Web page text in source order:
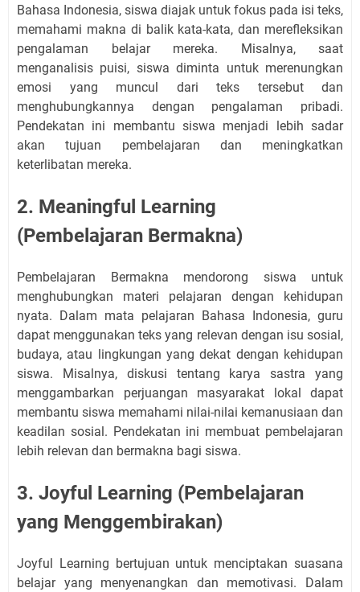
Bahasa Indonesia, siswa diajak untuk fokus pada isi teks,
memahami makna di balik kata-kata, dan merefleksikan
pengalaman belajar mereka. Misalnya, saat
menganalisis puisi, siswa diminta untuk merenungkan
emosi yang muncul dari teks tersebut dan
menghubungkannya dengan pengalaman pribadi.
Pendekatan ini membantu siswa menjadi lebih sadar
akan tujuan pembelajaran dan meningkatkan
keterlibatan mereka.
2. Meaningful Learning
(Pembelajaran Bermakna)
Pembelajaran Bermakna mendorong siswa untuk
menghubungkan materi pelajaran dengan kehidupan
nyata. Dalam mata pelajaran Bahasa Indonesia, guru
dapat menggunakan teks yang relevan dengan isu sosial,
budaya, atau lingkungan yang dekat dengan kehidupan
siswa. Misalnya, diskusi tentang karya sastra yang
menggambarkan perjuangan masyarakat lokal dapat
membantu siswa memahami nilai-nilai kemanusiaan dan
keadilan sosial. Pendekatan ini membuat pembelajaran
lebih relevan dan bermakna bagi siswa.
3. Joyful Learning (Pembelajaran
yang Menggembirakan)
Joyful Learning bertujuan untuk menciptakan suasana
belajar yang menyenangkan dan memotivasi. Dalam